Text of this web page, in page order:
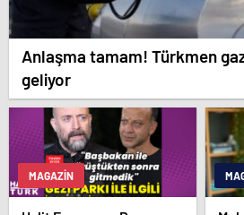
Anlaşma tamam! Türkmen
geliyor
MAGAZIN